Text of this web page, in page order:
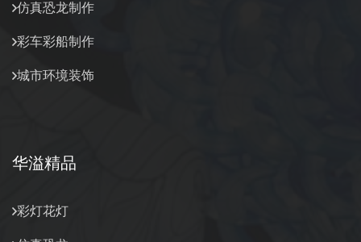
仿真恐龙制作
彩车彩船制作
城市环境装饰
华溢精品
彩灯花灯